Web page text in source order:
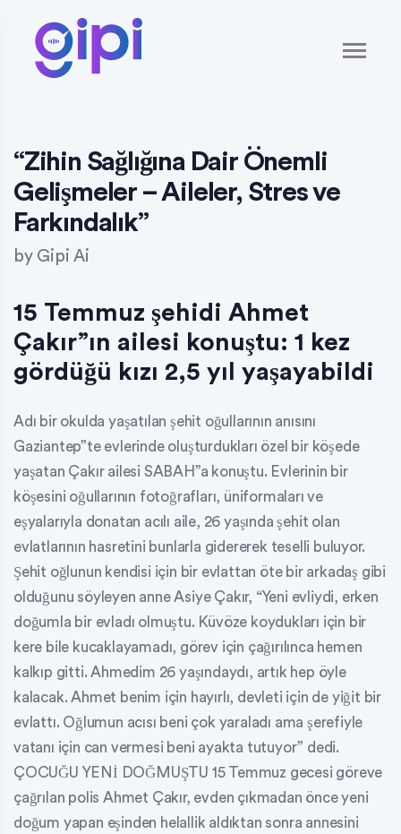
“Zihin Sağlığına Dair Önemli
Gelişmeler – Aileler, Stres ve
Farkındalık”
by Gipi Ai
15 Temmuz şehidi Ahmet
Çakır”ın ailesi konuştu: 1 kez
gördüğü kızı 2,5 yıl yaşayabildi
Adı bir okulda yaşatılan şehit oğullarının anısını
Gaziantep”te evlerinde oluşturdukları özel bir köşede
yaşatan Çakır ailesi SABAH”a konuştu. Evlerinin bir
köşesini oğullarının fotoğrafları, üniformaları ve
eşyalarıyla donatan acılı aile, 26 yaşında şehit olan
evlatlarının hasretini bunlarla gidererek teselli buluyor.
Şehit oğlunun kendisi için bir evlattan öte bir arkadaş gibi
olduğunu söyleyen anne Asiye Çakır, “Yeni evliydi, erken
doğumla bir evladı olmuştu. Küvöze koydukları için bir
kere bile kucaklayamadı, görev için çağırılınca hemen
kalkıp gitti. Ahmedim 26 yaşındaydı, artık hep öyle
kalacak. Ahmet benim için hayırlı, devleti için de yiğit bir
evlattı. Oğlumun acısı beni çok yaraladı ama şerefiyle
vatanı için can vermesi beni ayakta tutuyor” dedi.
ÇOCUĞU YENİ DOĞMUŞTU 15 Temmuz gecesi göreve
çağrılan polis Ahmet Çakır, evden çıkmadan önce yeni
doğum yapan eşinden helallik aldıktan sonra annesini